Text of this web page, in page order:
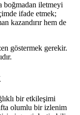
boğmadan iletmeyi
ifade etmek;
kazandırır hem de
göstermek gerekir.
bir etkileşimi
olumlu bir izlenim